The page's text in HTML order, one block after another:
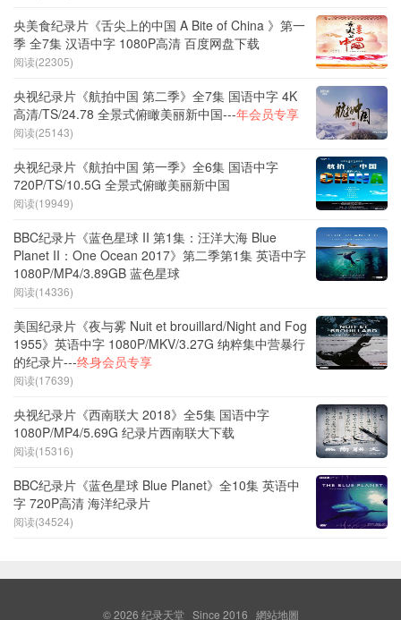
央美食纪录片《舌尖上的中国 A Bite of China 》第一
季 全7集 汉语中字 1080P高清 百度网盘下载
阅读(22305)
央视纪录片《航拍中国 第二季》全7集 国语中字 4K
高清/TS/24.78 全景式俯瞰美丽新中国---年会员专享
阅读(25143)
央视纪录片《航拍中国 第一季》全6集 国语中字
720P/TS/10.5G 全景式俯瞰美丽新中国
阅读(19949)
BBC纪录片《蓝色星球 II 第1集：汪洋大海 Blue
Planet II：One Ocean 2017》第二季第1集 英语中字
1080P/MP4/3.89GB 蓝色星球
阅读(14336)
美国纪录片《夜与雾 Nuit et brouillard/Night and Fog
1955》英语中字 1080P/MKV/3.27G 纳粹集中营暴行
的纪录片---终身会员专享
阅读(17639)
央视纪录片《西南联大 2018》全5集 国语中字
1080P/MP4/5.69G 纪录片西南联大下载
阅读(15316)
BBC纪录片《蓝色星球 Blue Planet》全10集 英语中
字 720P高清 海洋纪录片
阅读(34524)
© 2026 纪录天堂Since 2016 網站地圖